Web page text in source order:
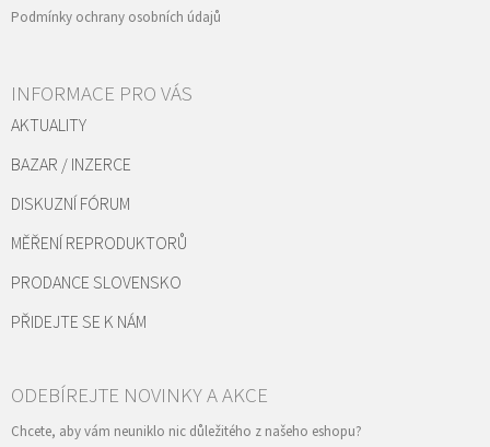
Podmínky ochrany osobních údajů
INFORMACE PRO VÁS
AKTUALITY
BAZAR / INZERCE
DISKUZNÍ FÓRUM
MĚŘENÍ REPRODUKTORŮ
PRODANCE SLOVENSKO
PŘIDEJTE SE K NÁM